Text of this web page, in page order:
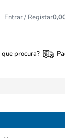
Entrar / Registar
que procura?